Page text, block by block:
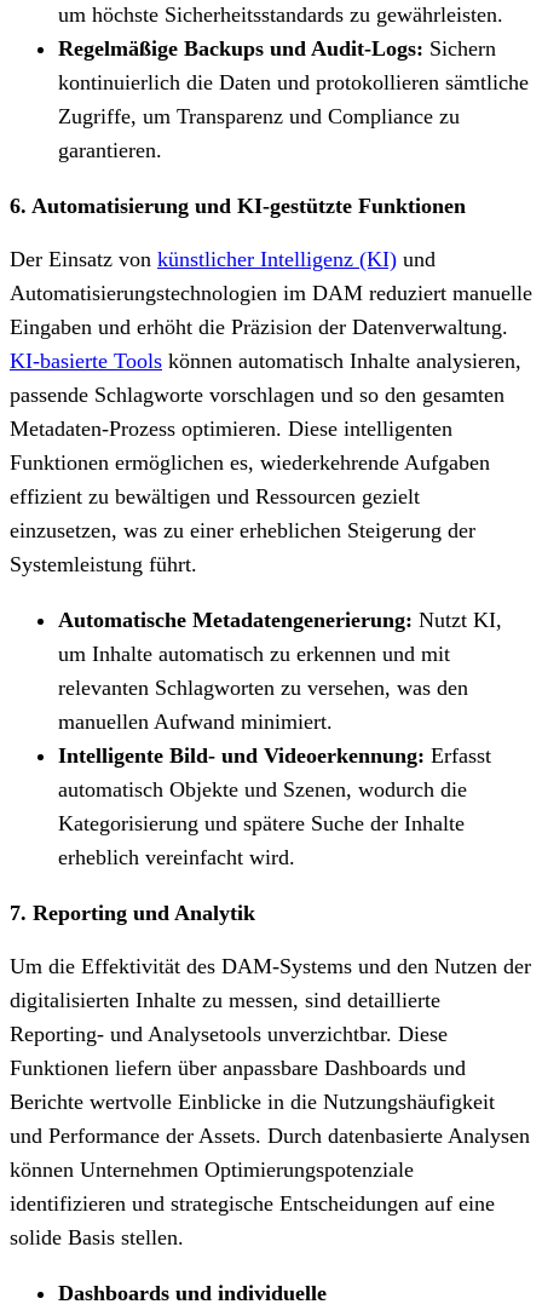
um höchste Sicherheitsstandards zu gewährleisten.
Regelmäßige Backups und Audit-Logs: Sichern
kontinuierlich die Daten und protokollieren sämtliche
Zugriffe, um Transparenz und Compliance zu
garantieren.⁠
6. Automatisierung und KI-gestützte Funktionen
Der Einsatz von künstlicher Intelligenz (KI) und
Automatisierungstechnologien im DAM reduziert manuelle
Eingaben und erhöht die Präzision der Datenverwaltung.
KI-basierte Tools können automatisch Inhalte analysieren,
passende Schlagworte vorschlagen und so den gesamten
Metadaten-Prozess optimieren. Diese intelligenten
Funktionen ermöglichen es, wiederkehrende Aufgaben
effizient zu bewältigen und Ressourcen gezielt
einzusetzen, was zu einer erheblichen Steigerung der
Systemleistung führt.
Automatische Metadatengenerierung: Nutzt KI,
um Inhalte automatisch zu erkennen und mit
relevanten Schlagworten zu versehen, was den
manuellen Aufwand minimiert.
Intelligente Bild- und Videoerkennung: Erfasst
automatisch Objekte und Szenen, wodurch die
Kategorisierung und spätere Suche der Inhalte
erheblich vereinfacht wird.
7. Reporting und Analytik
Um die Effektivität des DAM-Systems und den Nutzen der
digitalisierten Inhalte zu messen, sind detaillierte
Reporting- und Analysetools unverzichtbar. Diese
Funktionen liefern über anpassbare Dashboards und
Berichte wertvolle Einblicke in die Nutzungshäufigkeit
und Performance der Assets. Durch datenbasierte Analysen
können Unternehmen Optimierungspotenziale
identifizieren und strategische Entscheidungen auf eine
solide Basis stellen.
Dashboards und individuelle